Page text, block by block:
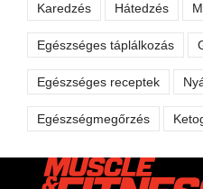
Karedzés Hátedzés
Egészséges táplálkozás
Egészséges receptek
Egészségmegőrzés